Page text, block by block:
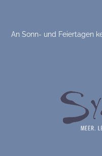
An Sonn- und Feiertagen